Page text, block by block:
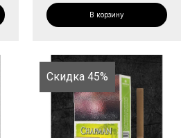
В корзину
Скидка 45%